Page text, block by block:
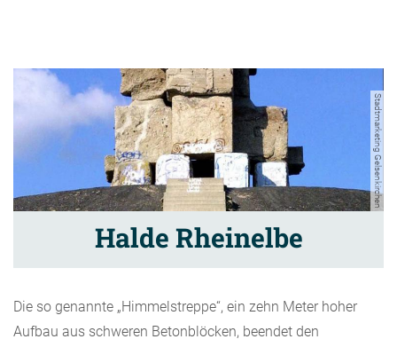
Stadtmarketing Gelsenkirchen
Halde Rheinelbe
Die so genannte „Himmelstreppe“, ein zehn Meter hoher
Aufbau aus schweren Betonblöcken, beendet den